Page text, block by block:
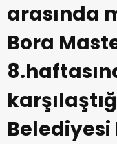
arasında
Bora
Belediyesi